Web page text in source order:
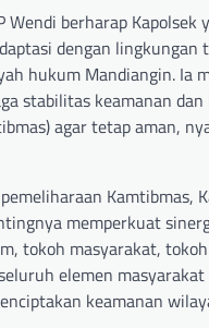
Wendi berharap Kapolsek
dengan lingkungan
hukum Mandiangin. Ia
stabilitas keamanan
agar tetap aman,
Kamtibmas,
memperkuat
tokoh masyarakat,
elemen
keamanan